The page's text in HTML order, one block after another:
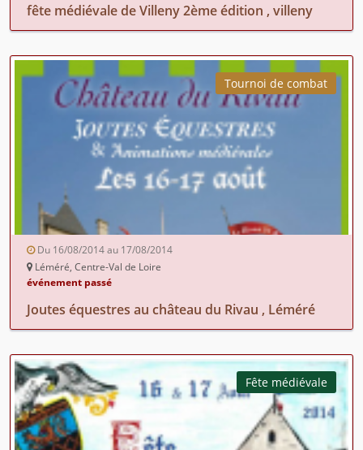
fête médiévale de Villeny 2ème édition , villeny
Tournoi de combat
Du 16/08/2014 au 17/08/2014
Léméré, Centre-Val de Loire
événement passé
Joutes équestres au château du Rivau , Léméré
Fête médiévale